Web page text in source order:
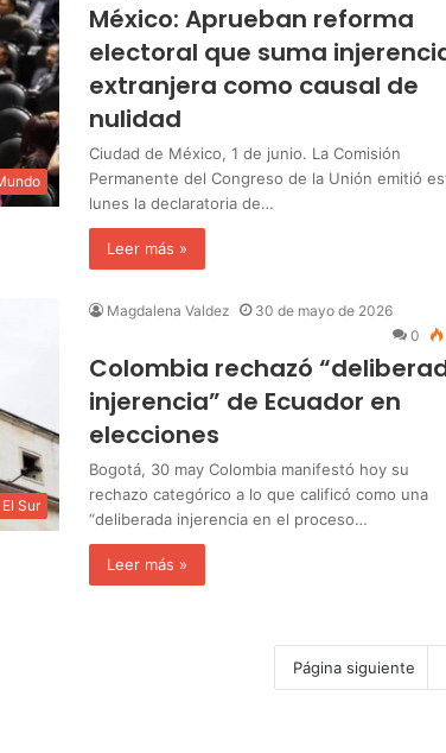
México: Aprueban reforma
electoral que suma
extranjera como causal de
nulidad
Ciudad de México, 1 de junio. La Comisión
Permanente del Congreso de la Unión emitió
lunes la declaratoria de…
Leer más »
El Sur
Magdalena Valdez
30 de mayo de 2026
0
Colombia rechazó
injerencia” de Ecuador en
elecciones
Bogotá, 30 may Colombia manifestó hoy su
rechazo categórico a lo que calificó como una
“deliberada injerencia en el proceso…
Leer más »
Página siguiente